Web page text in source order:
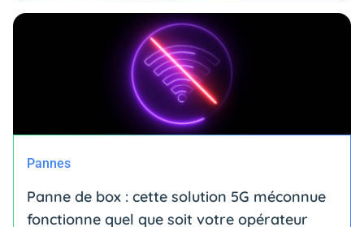
Pannes
Panne de box : cette solution 5G méconnue
fonctionne quel que soit votre opérateur